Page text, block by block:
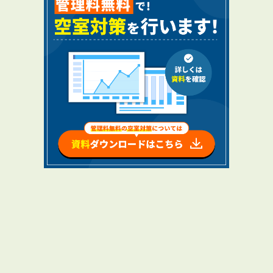
RENTALアブレイズの賃貸管理
管理料無料について
４つの強み
報酬と独自の保証内容
手続きの流れ